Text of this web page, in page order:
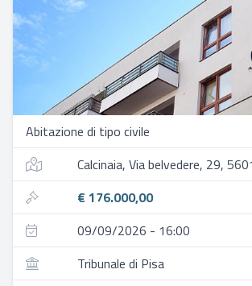
Abitazione di tipo civile
€ 176.000,00
09/09/2026 - 16:00
Tribunale di Pisa